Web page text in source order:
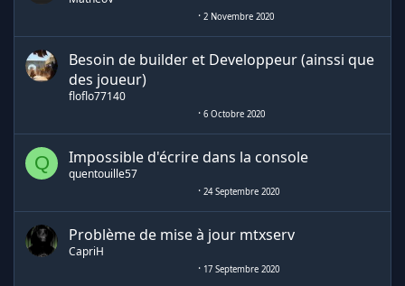
2 Novembre 2020
Besoin de builder et Developpeur (ainssi que
des joueur)
floflo77140
6 Octobre 2020
Q Impossible d'écrire dans la console
quentouille57
24 Septembre 2020
Problème de mise à jour mtxserv
CapriH
17 Septembre 2020